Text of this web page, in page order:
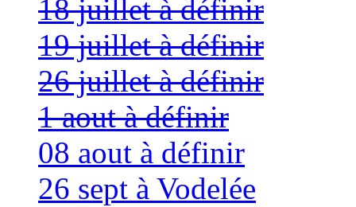
18 juillet à définir
19 juillet à définir
26 juillet à définir
1 aout à définir
08 aout à définir
26 sept à Vodelée